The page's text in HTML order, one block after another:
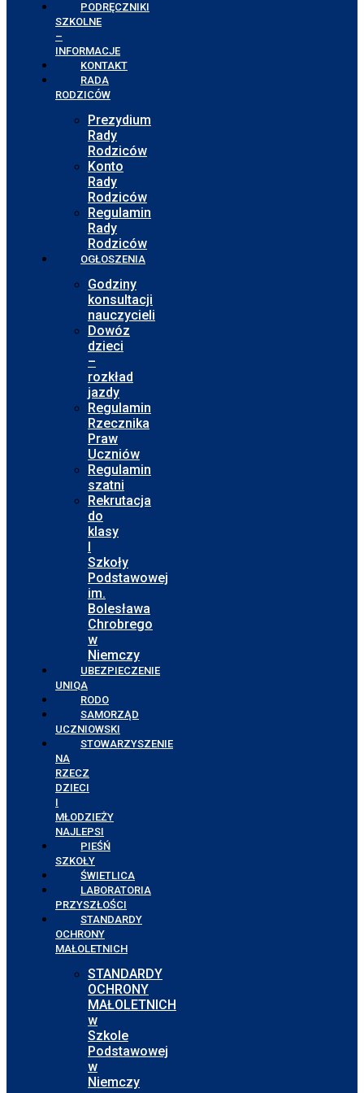
PODRĘCZNIKI
SZKOLNE
–
INFORMACJE
KONTAKT
RADA
RODZICÓW
Prezydium
Rady
Rodziców
Konto
Rady
Rodziców
Regulamin
Rady
Rodziców
OGŁOSZENIA
Godziny
konsultacji
nauczycieli
Dowóz
dzieci
–
rozkład
jazdy
Regulamin
Rzecznika
Praw
Uczniów
Regulamin
szatni
Rekrutacja
do
klasy
I
Szkoły
Podstawowej
im.
Bolesława
Chrobrego
w
Niemczy
UBEZPIECZENIE
UNIQA
RODO
SAMORZĄD
UCZNIOWSKI
STOWARZYSZENIE
NA
RZECZ
DZIECI
I
MŁODZIEŻY
NAJLEPSI
PIEŚŃ
SZKOŁY
ŚWIETLICA
LABORATORIA
PRZYSZŁOŚCI
STANDARDY
OCHRONY
MAŁOLETNICH
STANDARDY
OCHRONY
MAŁOLETNICH
w
Szkole
Podstawowej
w
Niemczy